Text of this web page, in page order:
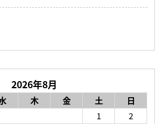
2026年8月
木 金 土 日
1
2